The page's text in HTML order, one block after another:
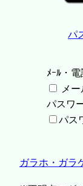
パ
ﾒｰﾙ・
メ
パスワ
パス
ガラホ・ガラ